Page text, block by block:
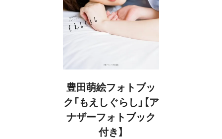
豊田萌絵フォトブッ
ク「もえしぐらし」【ア
ナザーフォトブック
付き】